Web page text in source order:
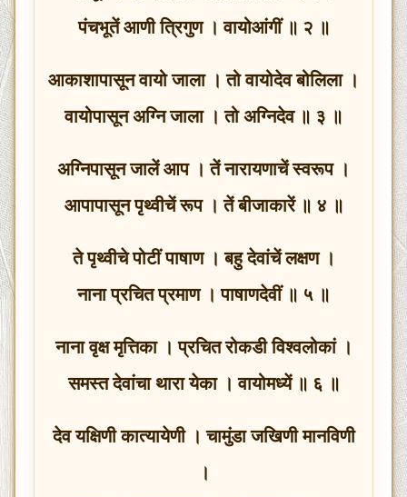
पंचभूतें आणी त्रिगुण । वायोआंगीं ॥ २ ॥
आकाशापासून वायो जाला । तो वायोदेव बोलिला ।
वायोपासून अग्नि जाला । तो अग्निदेव ॥ ३ ॥
अग्निपासून जालें आप । तें नारायणाचें स्वरूप ।
आपापासून पृथ्वीचें रूप । तें बीजाकारें ॥ ४ ॥
ते पृथ्वीचे पोटीं पाषाण । बहु देवांचें लक्षण ।
नाना प्रचित प्रमाण । पाषाणदेवीं ॥ ५ ॥
नाना वृक्ष मृत्तिका । प्रचित रोकडी विश्वलोकां ।
समस्त देवांचा थारा येका । वायोमध्यें ॥ ६ ॥
देव यक्षिणी कात्यायेणी । चामुंडा जखिणी मानविणी
।